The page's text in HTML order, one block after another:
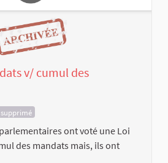
v/ cumul des
ont voté une Loi
des mandats mais, ils ont